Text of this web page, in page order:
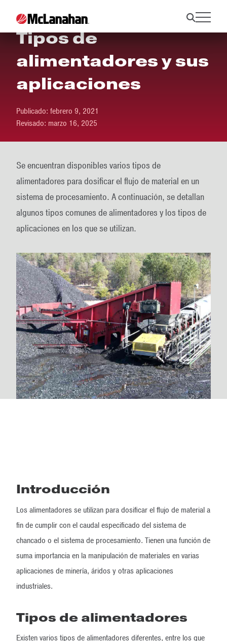
Tipos de
alimentadores y sus
aplicaciones
Publicado: febrero 9, 2021
Revisado: marzo 16, 2025
Se encuentran disponibles varios tipos de
alimentadores para dosificar el flujo de material en un
sistema de procesamiento. A continuación, se detallan
algunos tipos comunes de alimentadores y los tipos de
aplicaciones en los que se utilizan.
Introducción
Los alimentadores se utilizan para dosificar el flujo de material a
fin de cumplir con el caudal especificado del sistema de
chancado o el sistema de procesamiento. Tienen una función de
suma importancia en la manipulación de materiales en varias
aplicaciones de minería, áridos y otras aplicaciones
industriales.
Tipos de alimentadores
Existen varios tipos de alimentadores diferentes, entre los que